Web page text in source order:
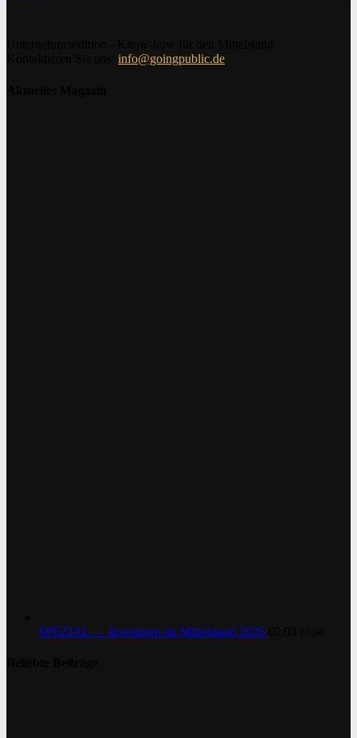
info@goingpublic.de
SPEZIAL — Investoren im Mittelstand 2026